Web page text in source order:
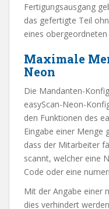
Fertigungsausgang
das gefertigte Teil
eines
Maximale
Neon
Die Mandanten-
easyScan-Neon-
den Funktionen des
Eingabe einer Menge
dass der Mitarbeiter
scannt, welcher eine
Code oder eine
Mit der Angabe einer
dies verhindert